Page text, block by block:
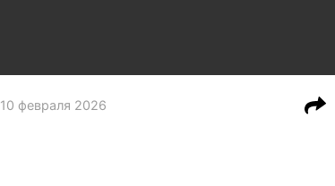
10 февраля 2026